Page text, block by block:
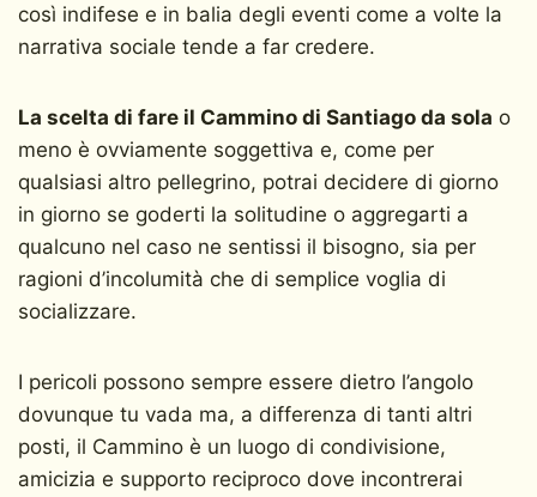
così indifese e in balia degli eventi come a volte la
narrativa sociale tende a far credere.
La scelta di fare il Cammino di Santiago da sola o
meno è ovviamente soggettiva e, come per
qualsiasi altro pellegrino, potrai decidere di giorno
in giorno se goderti la solitudine o aggregarti a
qualcuno nel caso ne sentissi il bisogno, sia per
ragioni d’incolumità che di semplice voglia di
socializzare.
I pericoli possono sempre essere dietro l’angolo
dovunque tu vada ma, a differenza di tanti altri
posti, il Cammino è un luogo di condivisione,
amicizia e supporto reciproco dove incontrerai